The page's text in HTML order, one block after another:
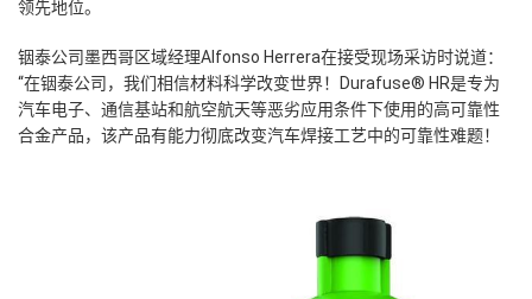
领先地位。
铟泰公司墨西哥区域经理Alfonso Herrera在接受现场采访时说道：
“在铟泰公司，我们相信材料科学改变世界！Durafuse® HR是专为
汽车电子、通信基站和航空航天等恶劣应用条件下使用的高可靠性
合金产品，该产品有能力彻底改变汽车焊接工艺中的可靠性难题！